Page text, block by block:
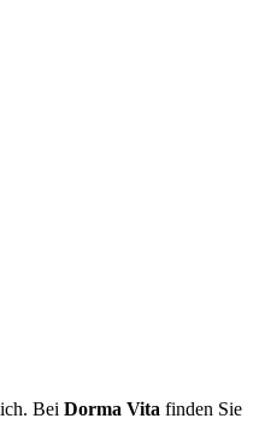
Bei Dorma Vita finden Sie